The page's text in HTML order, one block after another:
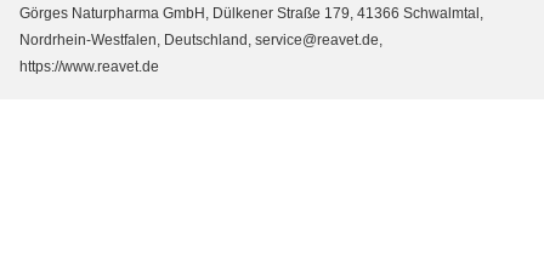
Görges Naturpharma GmbH, Dülkener Straße 179, 41366 Schwalmtal,
Nordrhein-Westfalen, Deutschland, service@reavet.de,
https://www.reavet.de